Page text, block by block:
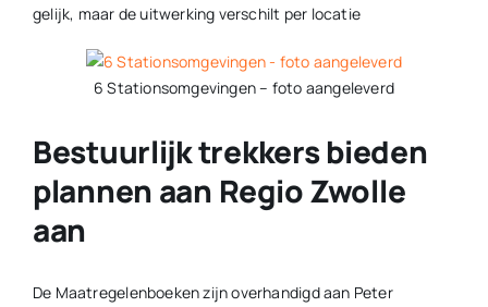
gelijk, maar de uitwerking verschilt per locatie
6 Stationsomgevingen – foto aangeleverd
Bestuurlijk trekkers bieden
plannen aan Regio Zwolle
aan
De Maatregelenboeken zijn overhandigd aan Peter